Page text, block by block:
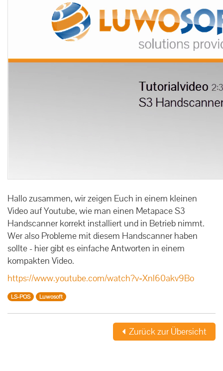
Hallo zusammen, wir zeigen Euch in einem kleinen
Video auf Youtube, wie man einen Metapace S3
Handscanner korrekt installiert und in Betrieb nimmt.
Wer also Probleme mit diesem Handscanner haben
sollte - hier gibt es einfache Antworten in einem
kompakten Video.
https://www.youtube.com/watch?v=Xnl60akv9Bo
LS-POS Luwosoft
Zurück zur Übersicht